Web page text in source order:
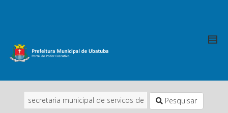
Pesquisar